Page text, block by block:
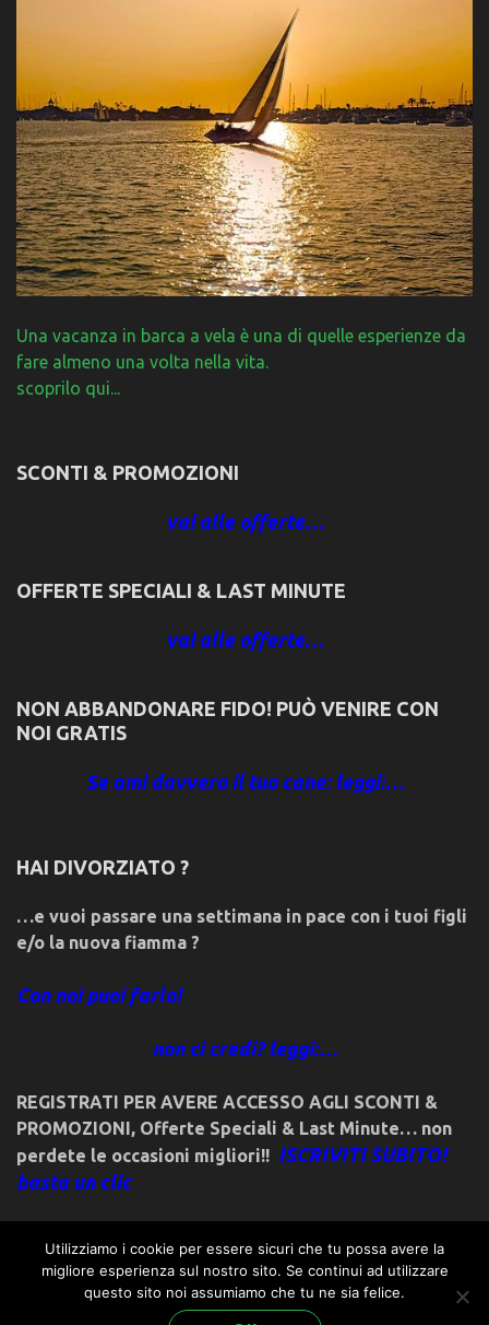
Una vacanza in barca a vela è una di quelle esperienze da
fare almeno una volta nella vita.
scoprilo qui...
SCONTI & PROMOZIONI
vai alle offerte…
OFFERTE SPECIALI & LAST MINUTE
vai alle offerte…
NON ABBANDONARE FIDO! PUÒ VENIRE CON
NOI GRATIS
Se ami davvero il tuo cane: leggi:…
HAI DIVORZIATO ?
…e vuoi passare una settimana in pace con i tuoi figli
e/o la nuova fiamma ?
Con noi puoi farlo!
non ci credi? leggi:…
REGISTRATI PER AVERE ACCESSO AGLI SCONTI &
PROMOZIONI, Offerte Speciali & Last Minute… non
perdete le occasioni migliori!! ISCRIVITI SUBITO!
basta un clic
© 2018friulivg.it. -*- By ST.GEORGE.DRAGONSLAYER LLC -*-
admin@st-george-dragonslayer.com
Utilizziamo i cookie per essere sicuri che tu possa avere la
migliore esperienza sul nostro sito. Se continui ad utilizzare
questo sito noi assumiamo che tu ne sia felice.